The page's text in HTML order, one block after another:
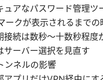
ュアなパスワード管理ツ
ークが表示されるまでの
接続は数秒〜十数秒程度
サーバー選択を見直す
ンネルの影響